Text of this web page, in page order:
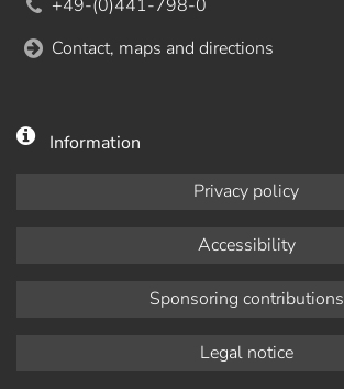
+49-(0)441-798-0
Contact, maps and directions
Information
Privacy policy
Accessibility
Sponsoring contributions
Legal notice